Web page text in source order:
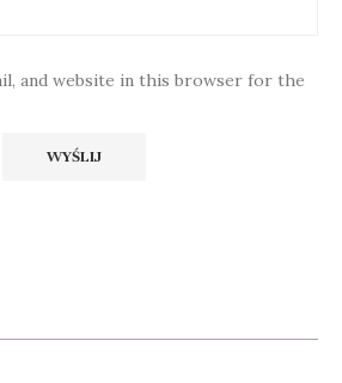
and website in this browser for the